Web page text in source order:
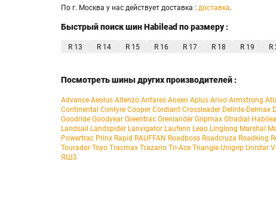
По г. Москва у нас действует доставка : доставка.
Быстрый поиск шин Habilead по размеру :
R 13 R 14 R 15 R 16 R 17 R 18 R 19 R
Посмотреть шины других производителей :
Advance Aeolus Altenzo Antares Aosen Aplus Arivo Armstrong
Continental Contyre Cooper Cordiant Crossleader Delinte Delmax
Goodride Goodyear Greentrac Grenlander Gripmax Gtradial
Landsail
Landspider Lanvigator Laufenn Leao Linglong Marshal
Powertrac Prinx Rapid RAUFFAN Roadboss Roadcruza Roadking
Tourador Toyo Tracmax Trazano Tri-Ace Triangle Unigrip Unistar
ЯШЗ